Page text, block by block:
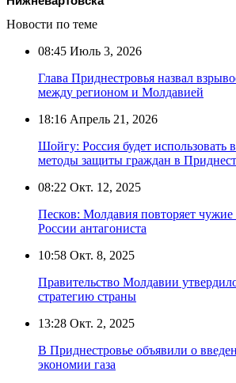
Новости по теме
08:45 Июль 3, 2026
Глава Приднестровья назвал
между регионом и Молдавией
18:16 Апрель 21, 2026
Шойгу: Россия будет использовать
методы защиты граждан в
08:22 Окт. 12, 2025
Песков: Молдавия повторяет
России антагониста
10:58 Окт. 8, 2025
Правительство Молдавии
стратегию страны
13:28 Окт. 2, 2025
В Приднестровье объявили о
экономии газа